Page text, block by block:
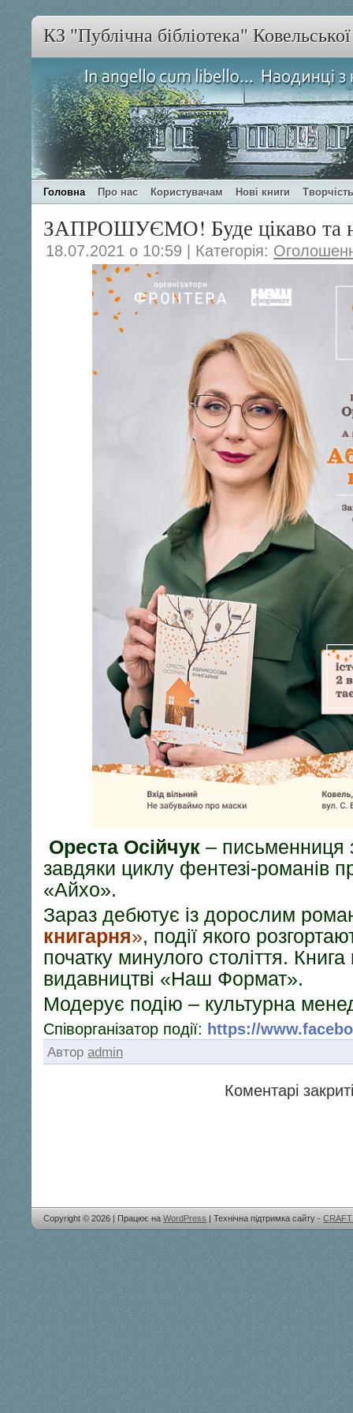
КЗ "Публічна бібліотека"
Головна Про нас Користувачам Нові книги
ЗАПРОШУЄМО! Буде цікаво та
18.07.2021 о 10:59 | Категорія:
Ореста Осійчук – письменниця
завдяки циклу фентезі-романів
«Айхо».
Зараз дебютує із дорослим
книгарня», події якого
початку минулого століття.
видавництві «Наш Формат».
Модерує подію – культурна
Співорганізатор події: https://
Автор admin
Коментарі
Copyright © 2026 | Працює на WordPress | Технічна підтримка сайту -